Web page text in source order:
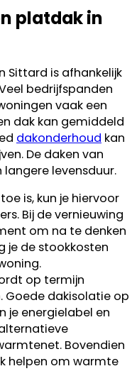
platdak in
Sittard is afhankelijk
bedrijfspanden
vaak een
dak kan gemiddeld
dakonderhoud kan
De daken van
levensduur.
is, kun je hiervoor
Bij de vernieuwing
om na te denken
je de stookkosten
op termijn
Goede dakisolatie op
je energielabel en
Bovendien
helpen om warmte